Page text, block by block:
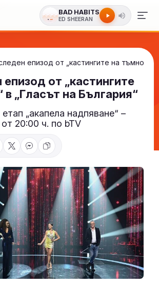
BAD HABITS
ED SHEERAN
епизод от „кастингите на тъмно“ в
от „кастингите
в „Гласът на България“
„акапела надпяване“ –
20:00 ч. по bTV